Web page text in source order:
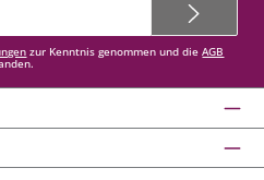
zur Kenntnis genommen und dieAGB